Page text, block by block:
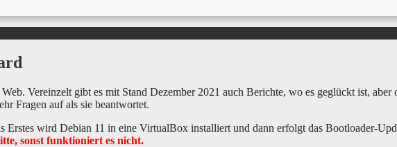
Vereinzelt gibt es mit Stand Dezember 2021 auch Berichte, wo es geglückt ist,
Fragen auf als sie beantwortet.
Erstes wird Debian 11 in eine VirtualBox installiert und dann erfolgt das Bootloader-
sonst funktioniert es nicht.